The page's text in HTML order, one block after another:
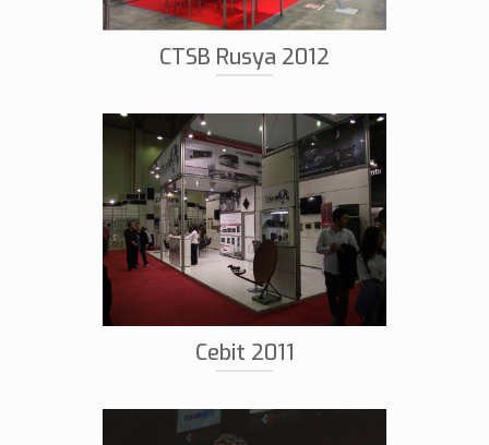
CTSB Rusya 2012
Cebit 2011